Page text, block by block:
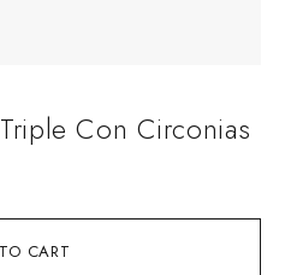
CART
Con Circonias